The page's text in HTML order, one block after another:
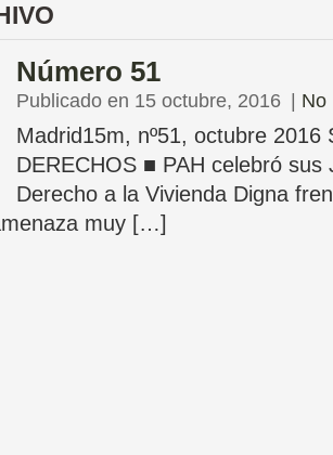
Número 51
Publicado en 15 octubre, 2016 No
Madrid15m, nº51, octubre 2016
DERECHOS ■ PAH celebró sus
Derecho a la Vivienda Digna
muy […]